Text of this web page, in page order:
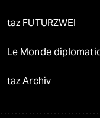
taz FUTURZWEI
Le Monde
taz Archiv